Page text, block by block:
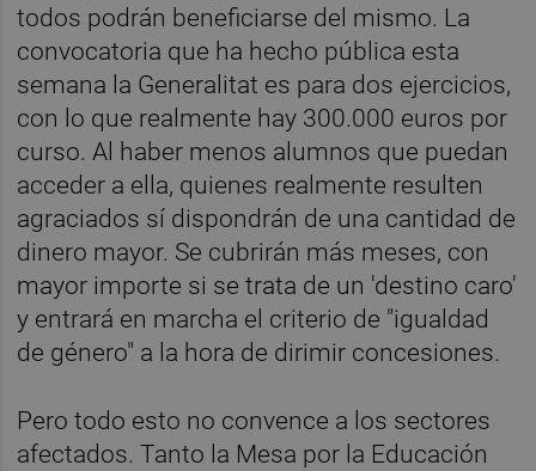
todos podrán beneficiarse del mismo. La
convocatoria que ha hecho pública esta
semana la Generalitat es para dos ejercicios,
con lo que realmente hay 300.000 euros por
curso. Al haber menos alumnos que puedan
acceder a ella, quienes realmente resulten
agraciados sí dispondrán de una cantidad de
dinero mayor. Se cubrirán más meses, con
mayor importe si se trata de un 'destino caro'
y entrará en marcha el criterio de "igualdad
de género" a la hora de dirimir concesiones.
Pero todo esto no convence a los sectores
afectados. Tanto la Mesa por la Educación